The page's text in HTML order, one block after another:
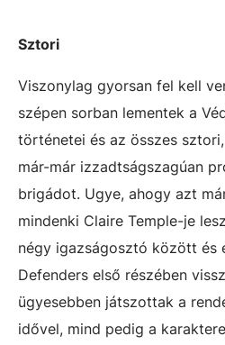
Sztori
Viszonylag gyorsan fel kell
szépen sorban lementek a
történetei és az összes
már-már izzadtságszagúan
brigádot. Ugye, ahogy azt
mindenki Claire Temple-je
négy igazságosztó között és
Defenders első részében
ügyesebben játszottak a
idővel, mind pedig a